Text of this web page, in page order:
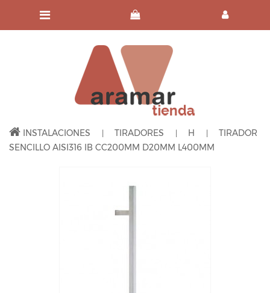
INSTALACIONES TIRADORES H
TIRADOR
SENCILLO AISI316 IB CC200MM D20MM L400MM